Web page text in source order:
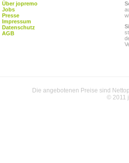
Über jopremo
Jobs
Presse
Impressum
Datenschutz
AGB
Die angebotenen Preise sind
© 2011